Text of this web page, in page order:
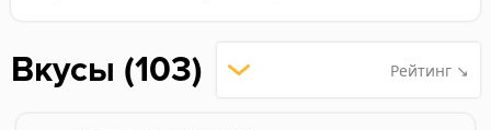
Вкусы (103) Рейтинг ↘